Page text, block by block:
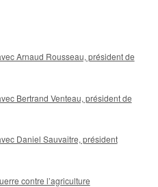
Arnaud Rousseau, président de
Bertrand Venteau, président de
Daniel Sauvaitre, président
contre l’agriculture